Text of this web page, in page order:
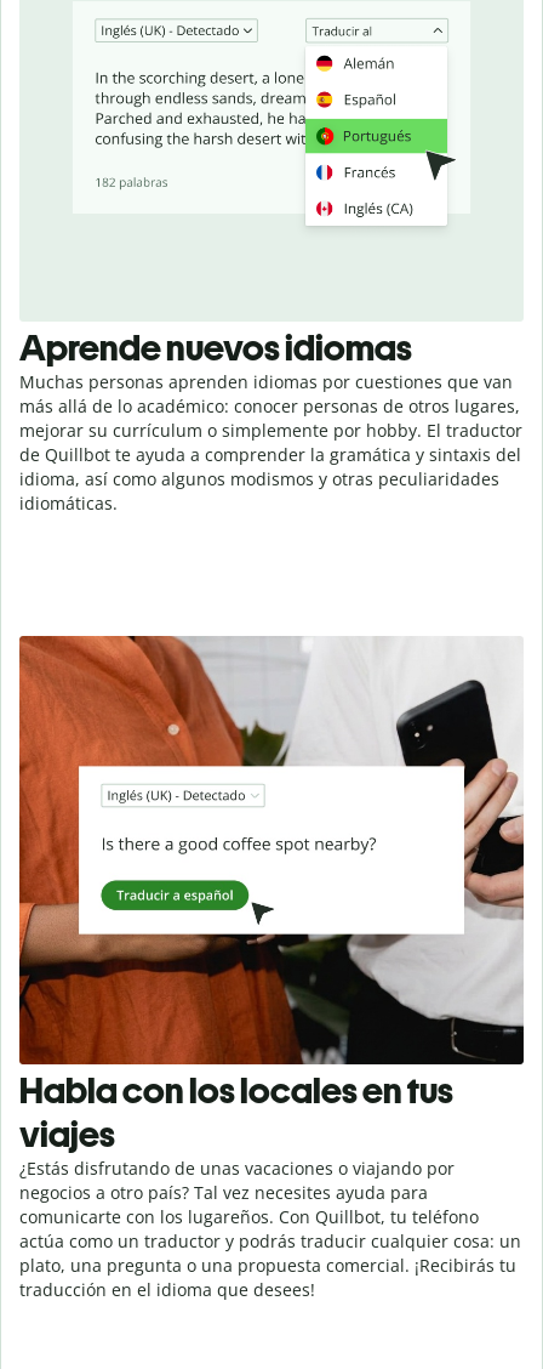
Aprende nuevos idiomas
Muchas personas aprenden idiomas por cuestiones que van
más allá de lo académico: conocer personas de otros lugares,
mejorar su currículum o simplemente por hobby. El traductor
de Quillbot te ayuda a comprender la gramática y sintaxis del
idioma, así como algunos modismos y otras peculiaridades
idiomáticas.
Habla con los locales en tus
viajes
¿Estás disfrutando de unas vacaciones o viajando por
negocios a otro país? Tal vez necesites ayuda para
comunicarte con los lugareños. Con Quillbot, tu teléfono
actúa como un traductor y podrás traducir cualquier cosa: un
plato, una pregunta o una propuesta comercial. ¡Recibirás tu
traducción en el idioma que desees!